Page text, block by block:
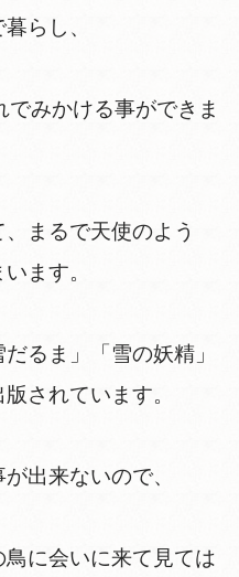
らし、
みかける事ができま
まるで天使のよう
ます。
るま」「雪の妖精」
されています。
出来ないので、
に会いに来て見ては